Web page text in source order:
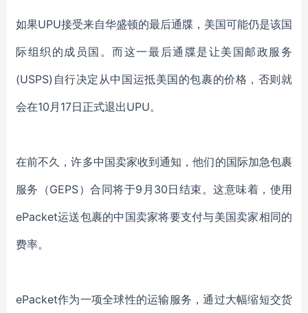
如果UPU接受来自华盛顿的最后通牒，美国可能仍是该国
际组织的成员国。而这一最后通牒是让美国邮政服务
(USPS)自行决定从中国运抵美国的包裹的价格，否则就
会在10月17日正式退出UPU。
在前不久，许多中国卖家收到通知，他们的国际加急包裹
服务（GEPS）合同将于9月30日结束。这意味着，使用
ePacket运送包裹的中国卖家将要支付与美国卖家相同的
费率。
ePacket作为一项全球性的运输服务，通过大幅缩短交货